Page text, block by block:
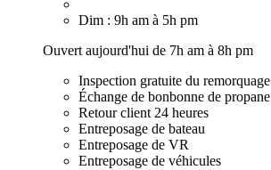
Dim : 9h am à 5h pm
Ouvert aujourd'hui de 7h am à 8h pm
Inspection gratuite du remorquage
Échange de bonbonne de propane
Retour client 24 heures
Entreposage de bateau
Entreposage de VR
Entreposage de véhicules